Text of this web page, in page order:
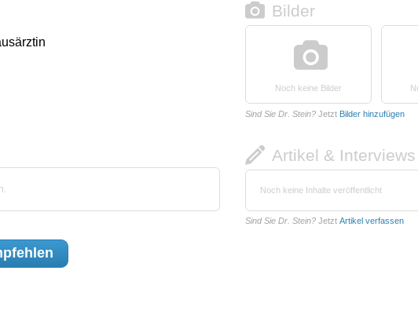
Bilder
Noch keine Bilder
Sind Sie Dr. Stein? Jetzt Bilder hinzufügen
Artikel & Interviews
Noch keine Inhalte veröffentlicht
Sind Sie Dr. Stein? Jetzt Artikel verfassen